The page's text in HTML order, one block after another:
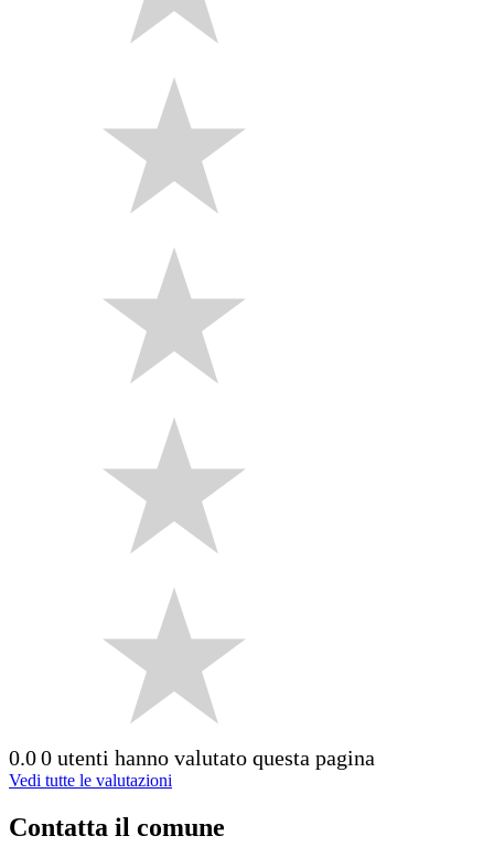
0.00 utenti hanno valutato questa pagina
Vedi tutte le valutazioni
Contatta il comune